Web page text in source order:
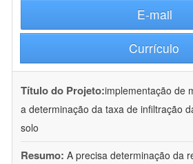
E-mail
Currículo
Título do Projeto:implementação de
a determinação da taxa de infiltração
solo
Resumo: A precisa determinação da